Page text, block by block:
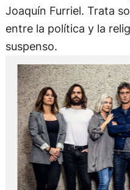
Joaquín Furriel. Trata
entre la política y la
suspenso.